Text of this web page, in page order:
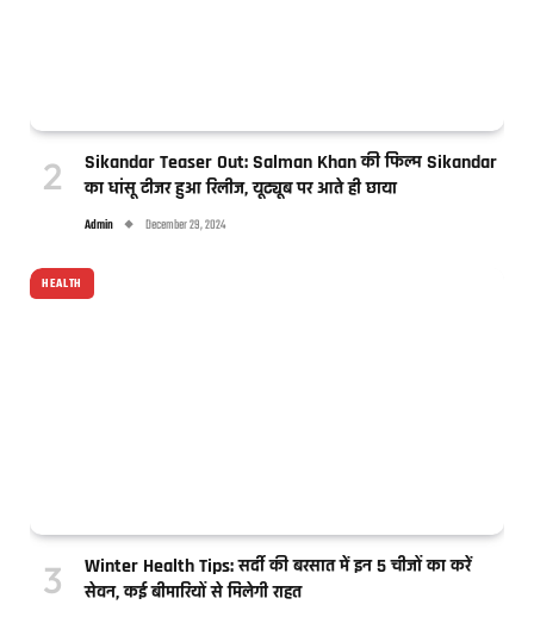
Sikandar Teaser Out: Salman Khan की फिल्म Sikandar
का धांसू टीजर हुआ रिलीज, यूट्यूब पर आते ही छाया
Admin December 29, 2024
HEALTH
Winter Health Tips: सर्दी की बरसात में इन 5 चीजों का करें
सेवन, कई बीमारियों से मिलेगी राहत